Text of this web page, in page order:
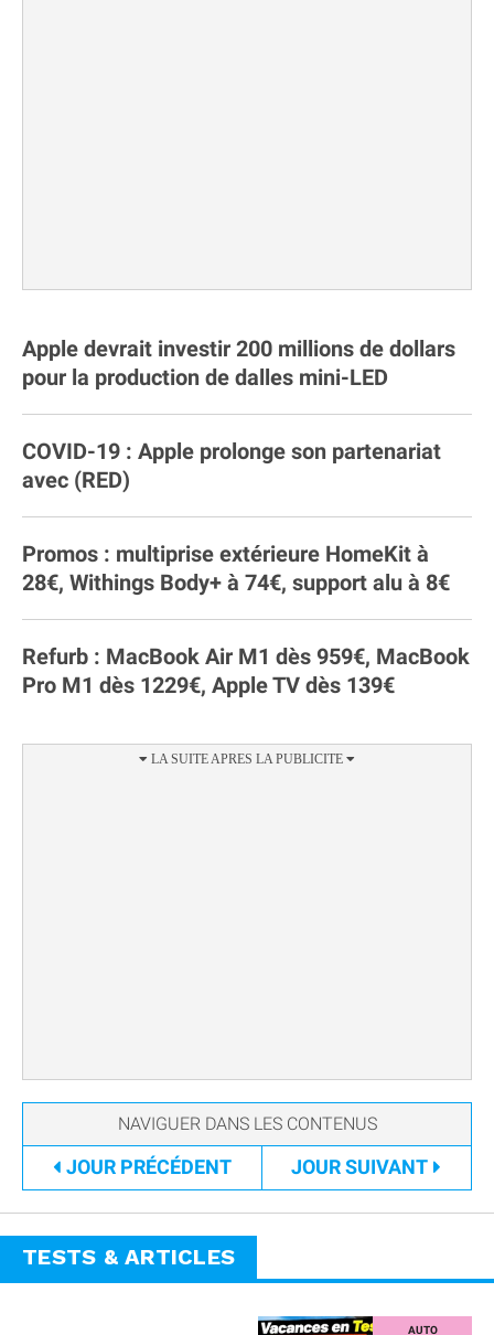
Apple devrait investir 200 millions de dollars
pour la production de dalles mini-LED
COVID-19 : Apple prolonge son partenariat
avec (RED)
Promos : multiprise extérieure HomeKit à
28€, Withings Body+ à 74€, support alu à 8€
Refurb : MacBook Air M1 dès 959€, MacBook
Pro M1 dès 1229€, Apple TV dès 139€
JOUR PRÉCÉDENT JOURSUIVANT
TESTS & ARTICLES